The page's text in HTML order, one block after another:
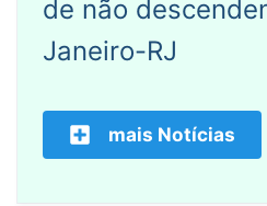
de não
Janeiro-RJ
mais Notícias